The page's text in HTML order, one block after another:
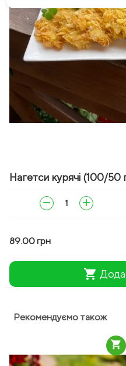
+
−
Нагетси курячі (100/50
remove add
89.00 грн
shopping_cart
Рекомендуємо також
shopping_cart